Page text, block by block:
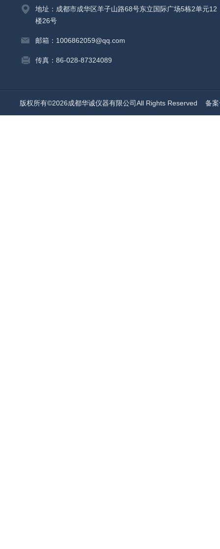
地址：成都市成华区羊子山路68号东立国际广场5栋2单元12
楼26号
邮箱：1006862059@qq.com
传真：86-028-87324089
版权所有©2026成都华诚仪器有限公司All Rights Reserved 备